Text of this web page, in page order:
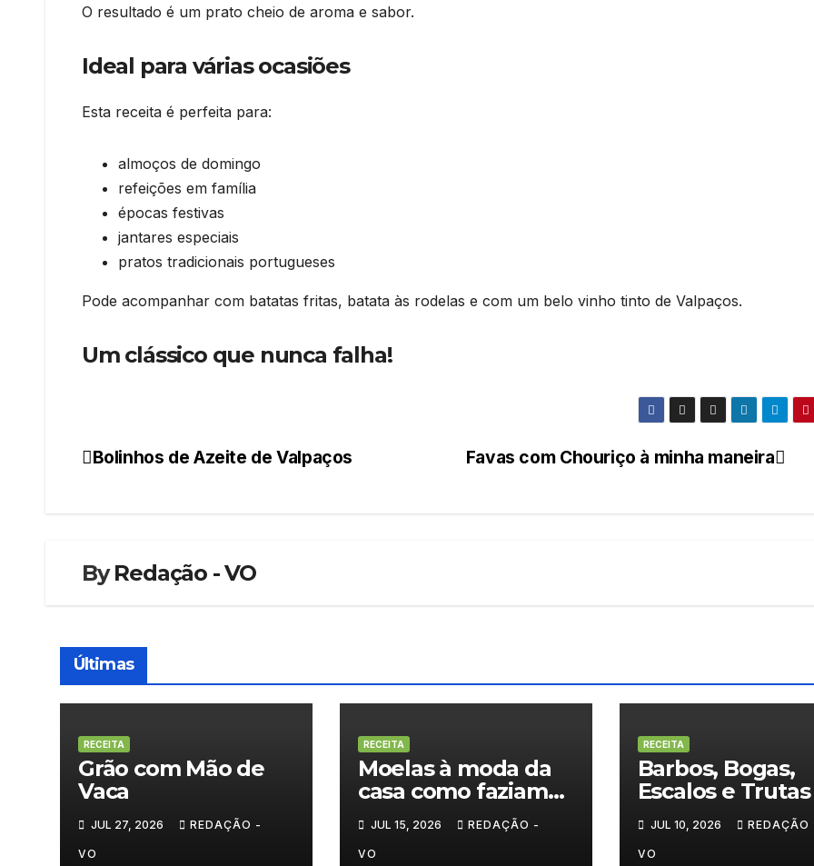
O resultado é um prato cheio de aroma e sabor.
Ideal para várias ocasiões
Esta receita é perfeita para:
almoços de domingo
refeições em família
épocas festivas
jantares especiais
pratos tradicionais portugueses
Pode acompanhar com batatas fritas, batata às rodelas e com um belo vinho tinto de Valpaços.
Um clássico que nunca falha!
Navegação
Favas com Chouriço à minha maneira
Bolinhos de Azeite de Valpaços
ByRedação - VO
Últimas
RECEITA
Grão com Mão de
Vaca
JUL 27, 2026 REDAÇÃO -
VO
RECEITA
Moelas à moda da
casa como faziam
antigamente
JUL 15, 2026 REDAÇÃO -
VO
RECEITA
Barbos, Bogas,
Escalos e
Escabeche ou
JUL 10, 2026 REDAÇÃO
VO